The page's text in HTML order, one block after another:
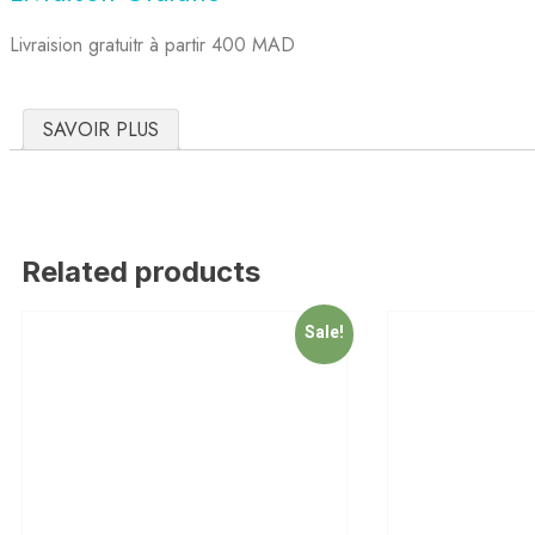
Livraision gratuitr à partir 400 MAD
SAVOIR PLUS
Related products
Sale!